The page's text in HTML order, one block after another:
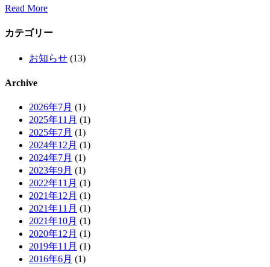
Read More
カテゴリー
お知らせ (13)
Archive
2026年7月 (1)
2025年11月 (1)
2025年7月 (1)
2024年12月 (1)
2024年7月 (1)
2023年9月 (1)
2022年11月 (1)
2021年12月 (1)
2021年11月 (1)
2021年10月 (1)
2020年12月 (1)
2019年11月 (1)
2016年6月 (1)